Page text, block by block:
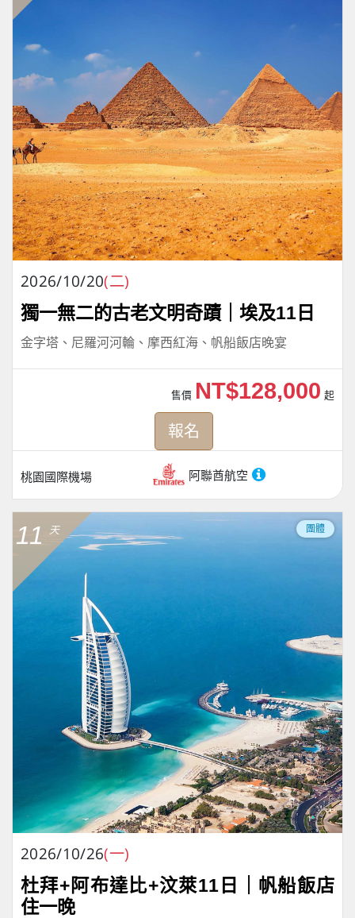
2026/10/20(二)
獨一無二的古老文明奇蹟｜埃及11日
金字塔、尼羅河河輪、摩西紅海、帆船飯店晚宴
桃園國際機場 阿聯酋航空
售價 NT$128,000 起
報名
11 天 團體
2026/10/26(一)
杜拜+阿布達比+汶萊11日｜帆船飯店
住一晚